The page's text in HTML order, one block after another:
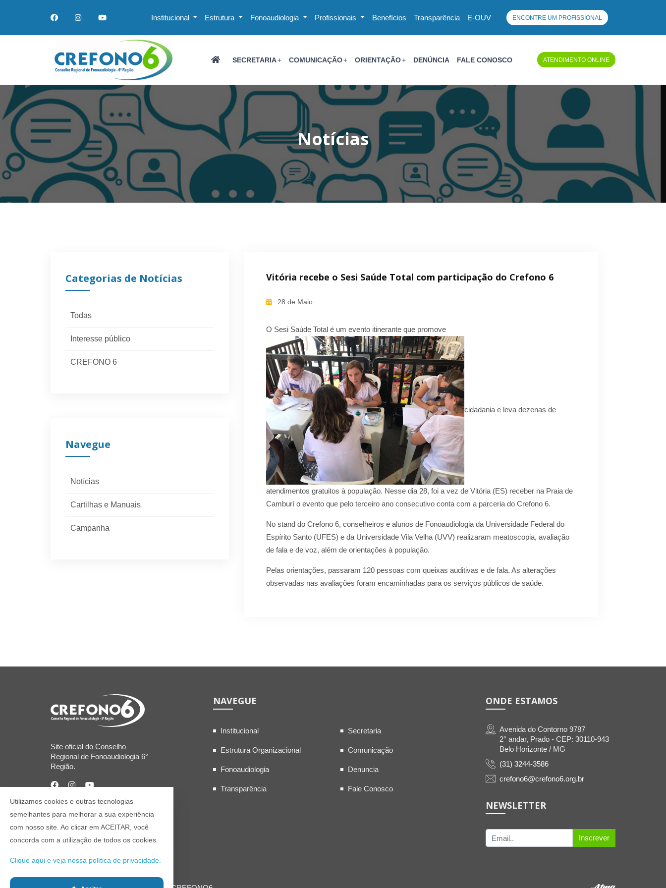
Institucional Estrutura Fonoaudiologia Profissionais Benefícios Transparência E-OUV ENCONTRE UM PROFISSIONAL
SECRETARIA COMUNICAÇÃO ORIENTAÇÃO DENÚNCIA FALE CONOSCO ATENDIMENTO ONLINE
Notícias
Categorias de Notícias
Todas
Interesse público
CREFONO 6
Navegue
Notícias
Cartilhas e Manuais
Campanha
Vitória recebe o Sesi Saúde Total com participação do Crefono 6
28 de Maio
O Sesi Saúde Total é um evento itinerante que promove
cidadania e leva dezenas de
atendimentos gratuitos à população. Nesse dia 28, foi a vez de Vitória (ES) receber na Praia de
Camburí o evento que pelo terceiro ano consecutivo conta com a parceria do Crefono 6.
No stand do Crefono 6, conselheiros e alunos de Fonoaudiologia da Universidade Federal do
Espírito Santo (UFES) e da Universidade Vila Velha (UVV) realizaram meatoscopia, avaliação
de fala e de voz, além de orientações à população.
Pelas orientações, passaram 120 pessoas com queixas auditivas e de fala. As alterações
observadas nas avaliações foram encaminhadas para os serviços públicos de saúde.
Site oficial do Conselho
Regional de Fonoaudiologia 6°
Região.
NAVEGUE
Institucional
Estrutura Organizacional
Fonoaudiologia
Transparência
Secretaria
Comunicação
Denuncia
Fale Conosco
ONDE ESTAMOS
Avenida do Contorno 9787
2° andar, Prado - CEP: 30110-943
Belo Horizonte / MG
(31) 3244-3586
crefono6@crefono6.org.br
NEWSLETTER
Inscrever
Utilizamos cookies e outras tecnologias
semelhantes para melhorar a sua experiência
com nosso site. Ao clicar em ACEITAR, você
concorda com a utilização de todos os cookies.
Clique aqui e veja nossa política de privacidade.